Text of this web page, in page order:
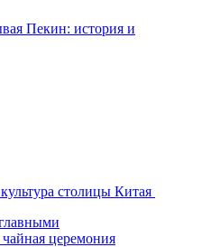
столицы Китая
церемония